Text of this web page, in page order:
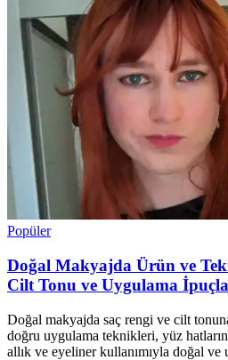
Popüler
Doğal Makyajda Ürün ve
Cilt Tonu ve Uygulama
Doğal makyajda saç rengi ve cilt
doğru uygulama teknikleri, yüz
allık ve eyeliner kullanımıyla doğal